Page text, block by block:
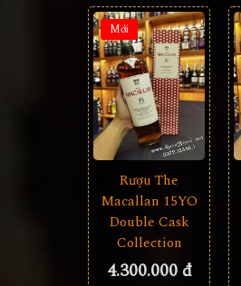
Mới
Rượu The
Macallan 15YO
Double Cask
Collection
4.300.000 đ